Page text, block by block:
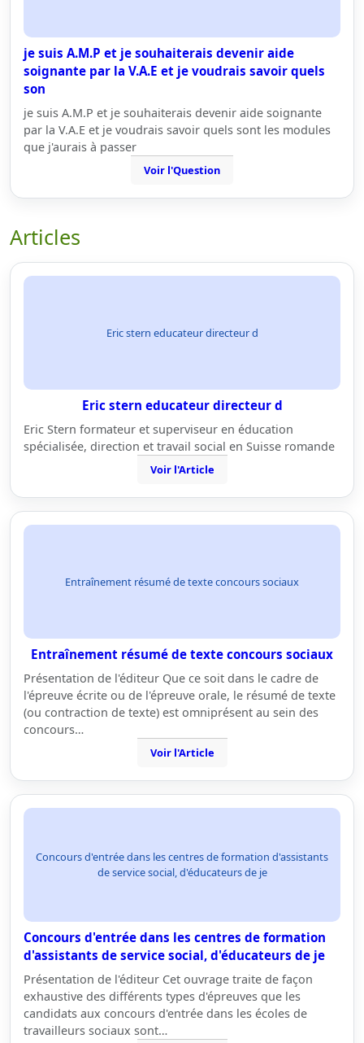
je suis A.M.P et je souhaiterais devenir aide
soignante par la V.A.E et je voudrais savoir quels
son
je suis A.M.P et je souhaiterais devenir aide soignante
par la V.A.E et je voudrais savoir quels sont les modules
que j'aurais à passer
Voir l'Question
Articles
Eric stern educateur directeur d
Eric stern educateur directeur d
Eric Stern formateur et superviseur en éducation
spécialisée, direction et travail social en Suisse romande
Voir l'Article
Entraînement résumé de texte concours sociaux
Entraînement résumé de texte concours sociaux
Présentation de l'éditeur Que ce soit dans le cadre de
l'épreuve écrite ou de l'épreuve orale, le résumé de texte
(ou contraction de texte) est omniprésent au sein des
concours…
Voir l'Article
Concours d'entrée dans les centres de formation d'assistants
de service social, d'éducateurs de je
Concours d'entrée dans les centres de formation
d'assistants de service social, d'éducateurs de je
Présentation de l'éditeur Cet ouvrage traite de façon
exhaustive des différents types d'épreuves que les
candidats aux concours d'entrée dans les écoles de
travailleurs sociaux sont…